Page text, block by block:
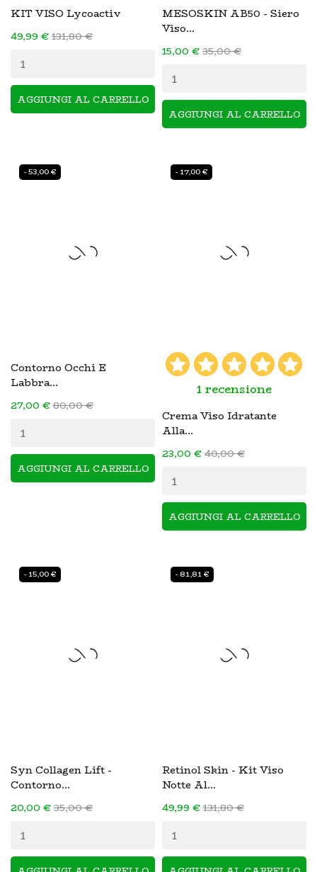
KIT VISO Lycoactiv
49,99 €131,80 €
AGGIUNGI AL CARRELLO
MESOSKIN AB50 - Siero
Viso...
15,00 €35,00 €
AGGIUNGI AL CARRELLO
Contorno Occhi E
Labbra...
27,00 €80,00 €
AGGIUNGI AL CARRELLO
- 53,00 €
1 recensione
Crema Viso Idratante
Alla...
23,00 €40,00 €
AGGIUNGI AL CARRELLO
- 17,00 €
Syn Collagen Lift -
Contorno...
20,00 €35,00 €
- 15,00 €
Retinol Skin - Kit Viso
Notte Al...
49,99 €131,80 €
- 81,81 €